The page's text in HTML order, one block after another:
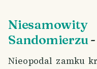
Sandomierzu -
Nieopodal zamku